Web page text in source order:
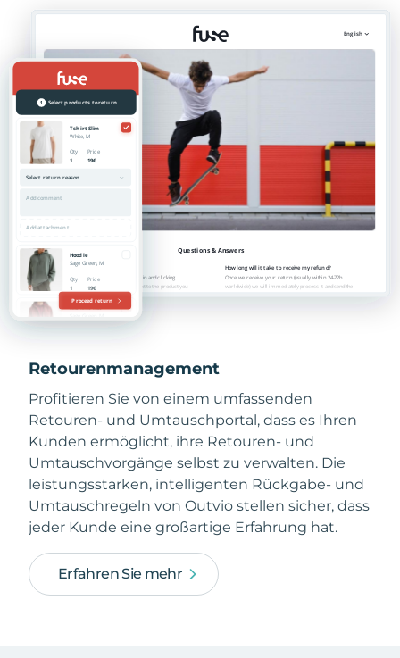
Retourenmanagement
Profitieren Sie von einem umfassenden
Retouren- und Umtauschportal, dass es Ihren
Kunden ermöglicht, ihre Retouren- und
Umtauschvorgänge selbst zu verwalten. Die
leistungsstarken, intelligenten Rückgabe- und
Umtauschregeln von Outvio stellen sicher, dass
jeder Kunde eine großartige Erfahrung hat.
Erfahren Sie mehr